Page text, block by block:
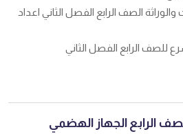
الصف الرابع الفصل الثاني اعداد
الرابع الفصل الثاني
الرابع الجهاز الهضمي